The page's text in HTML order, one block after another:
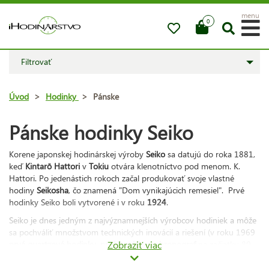
0
menu
Filtrovať
Úvod > Hodinky > Pánske
Pánske hodinky Seiko
Korene japonskej hodinárskej výroby Seiko sa datujú do roka 1881,
keď Kintarō Hattori v Tokiu otvára klenotníctvo pod menom. K.
Hattori. Po jedenástich rokoch začal produkovať svoje vlastné
hodiny Seikosha, čo znamená "Dom vynikajúcich remesiel". Prvé
hodinky Seiko boli vytvorené i v roku 1924.
Seiko je dnes jedným z najvýznamnejších výrobcov hodiniek a môže
sa pochváliť množstvom technických inovácií a riešení (v roku 1969
prvý batériový chronograf
Zobraziť viac